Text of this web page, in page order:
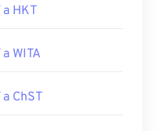
a HKT
a WITA
a ChST